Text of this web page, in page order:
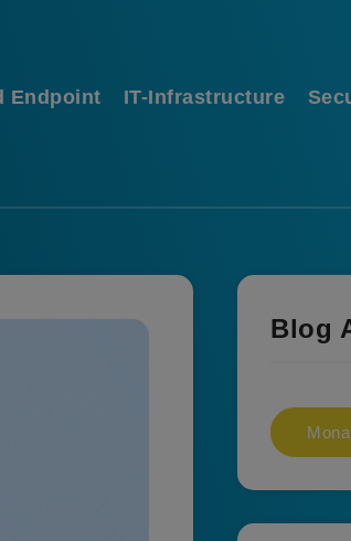
Endpoint IT-Infrastructure
Blog